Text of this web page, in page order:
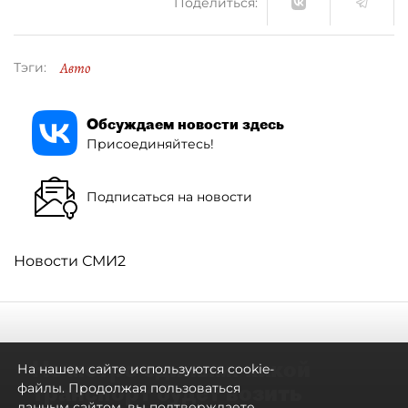
Тэги: Авто
Обсуждаем новости здесь
Присоединяйтесь!
Подписаться на новости
Новости СМИ2
Не метро единым: какой
транспорт будет возить
На нашем сайте используются cookie-
файлы. Продолжая пользоваться